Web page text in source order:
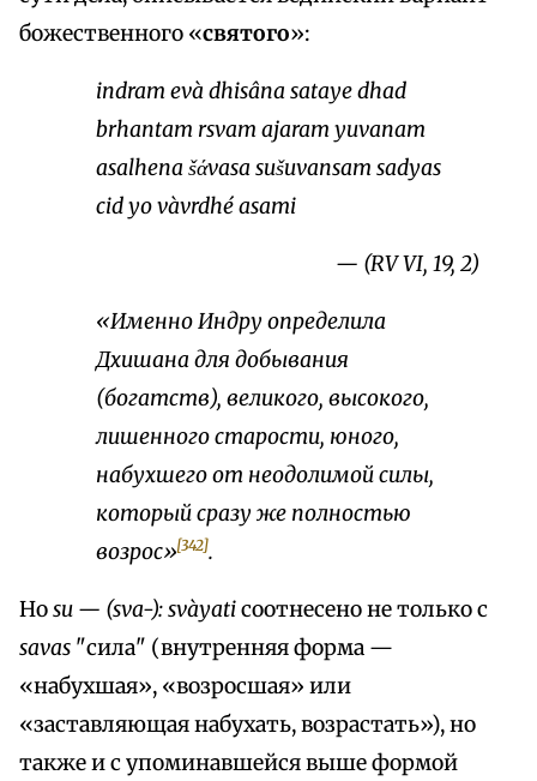
божественного «святого»:
indram evà dhisâna sataye dhad
brhantam rsvam ajaram yuvanam
asalhena šάvasa sušиvansam sadyas
cid yo vàvrdhé asami
— (RV VI, 19, 2)
«Именно Индру определила
Дхишана для добывания
(богатств), великого, высокого,
лишенного старости, юного,
набухшего от неодолимой силы,
который сразу же полностью
возрос»[342].
Ноsu — (sva-): svàyatiсоотнесено не только с
savas "сила" (внутренняя форма —
«набухшая», «возросшая» или
«заставляющая набухать, возрастать»), но
также и с упоминавшейся выше формой